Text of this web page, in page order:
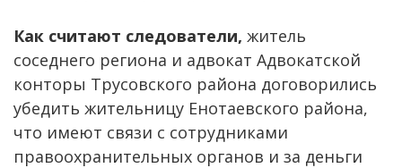
Как считают следователи, житель
соседнего региона и адвокат Адвокатской
конторы Трусовского района договорились
убедить жительницу Енотаевского района,
что имеют связи с сотрудниками
правоохранительных органов и за деньги